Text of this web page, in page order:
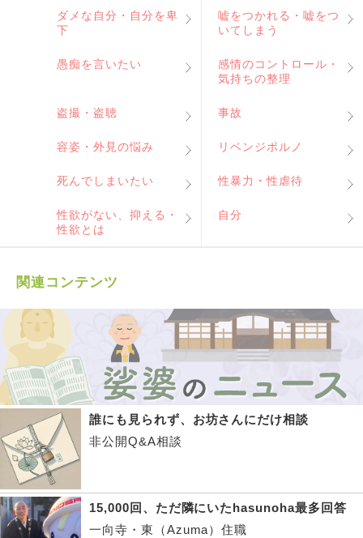
ダメな自分・自分を卑
下
嘘をつかれる・嘘をつ
いてしまう
愚痴を言いたい
感情のコントロール・
気持ちの整理
盗撮・盗聴 事故
容姿・外見の悩み リベンジポルノ
死んでしまいたい 性暴力・性虐待
性欲がない、抑える・
性欲とは
自分
関連コンテンツ
誰にも見られず、お坊さんにだけ相談
非公開Q&A相談
15,000回、ただ隣にいたhasunoha最多回答
一向寺・東（Azuma）住職